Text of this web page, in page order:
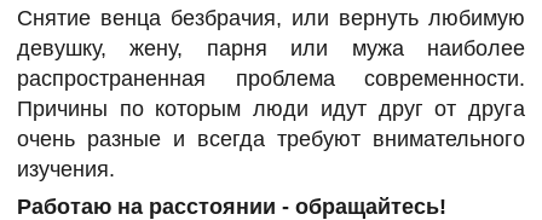
Снятие венца безбрачия, или вернуть любимую
девушку, жену, парня или мужа наиболее
распространенная проблема современности.
Причины по которым люди идут друг от друга
очень разные и всегда требуют внимательного
изучения.
Работаю на расстоянии - обращайтесь!